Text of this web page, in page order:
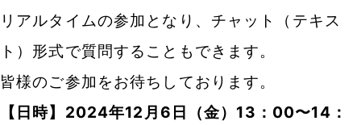
リアルタイムの参加となり、チャット（テキス
ト）形式で質問することもできます。
皆様のご参加をお待ちしております。
【日時】2024年12月6日（金）13：00〜14：